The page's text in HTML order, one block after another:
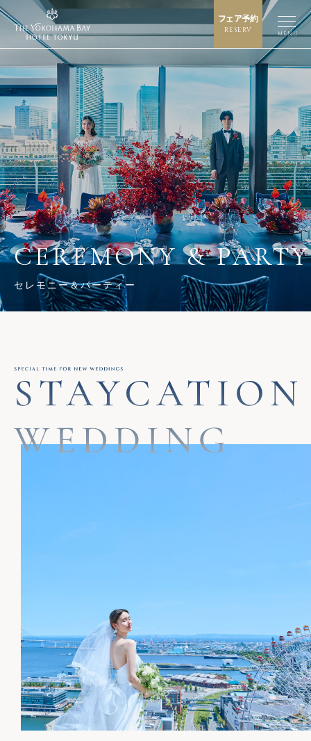
MENU
フェア予約
RESERV
CEREMONY & PARTY
セレモニー＆パーティー